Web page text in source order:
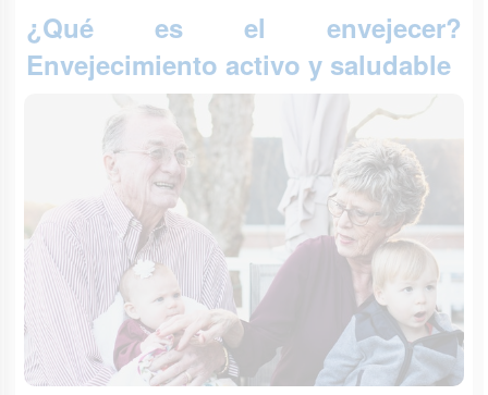
¿Qué es el envejecer?
Envejecimiento activo y saludable